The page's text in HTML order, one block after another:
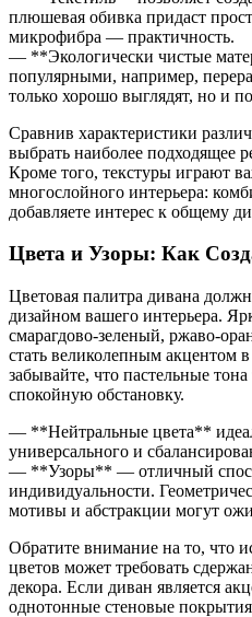
плюшевая обивка придаст
микрофибра — практичность.
— **Экологически чистые
популярными, например,
только хорошо выглядят, но и
Сравнив характеристики
выбрать наиболее подходящее
Кроме того, текстуры играют
многослойного интерьера:
добавляете интерес к общему
Цвета и Узоры: Как
Цветовая палитра дивана
дизайном вашего интерьера.
смарагдово-зеленый, ржаво-
стать великолепным акцентом
забывайте, что пастельные
спокойную обстановку.
— **Нейтральные цвета**
универсального и
— **Узоры** — отличный
индивидуальности.
мотивы и абстракции могут
Обратите внимание на то, что
цветов может требовать
декора. Если диван является
однотонные стеновые